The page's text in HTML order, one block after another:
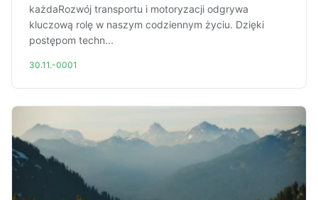
każdaRozwój transportu i motoryzacji odgrywa
kluczową rolę w naszym codziennym życiu. Dzięki
postępom techn...
30.11.-0001